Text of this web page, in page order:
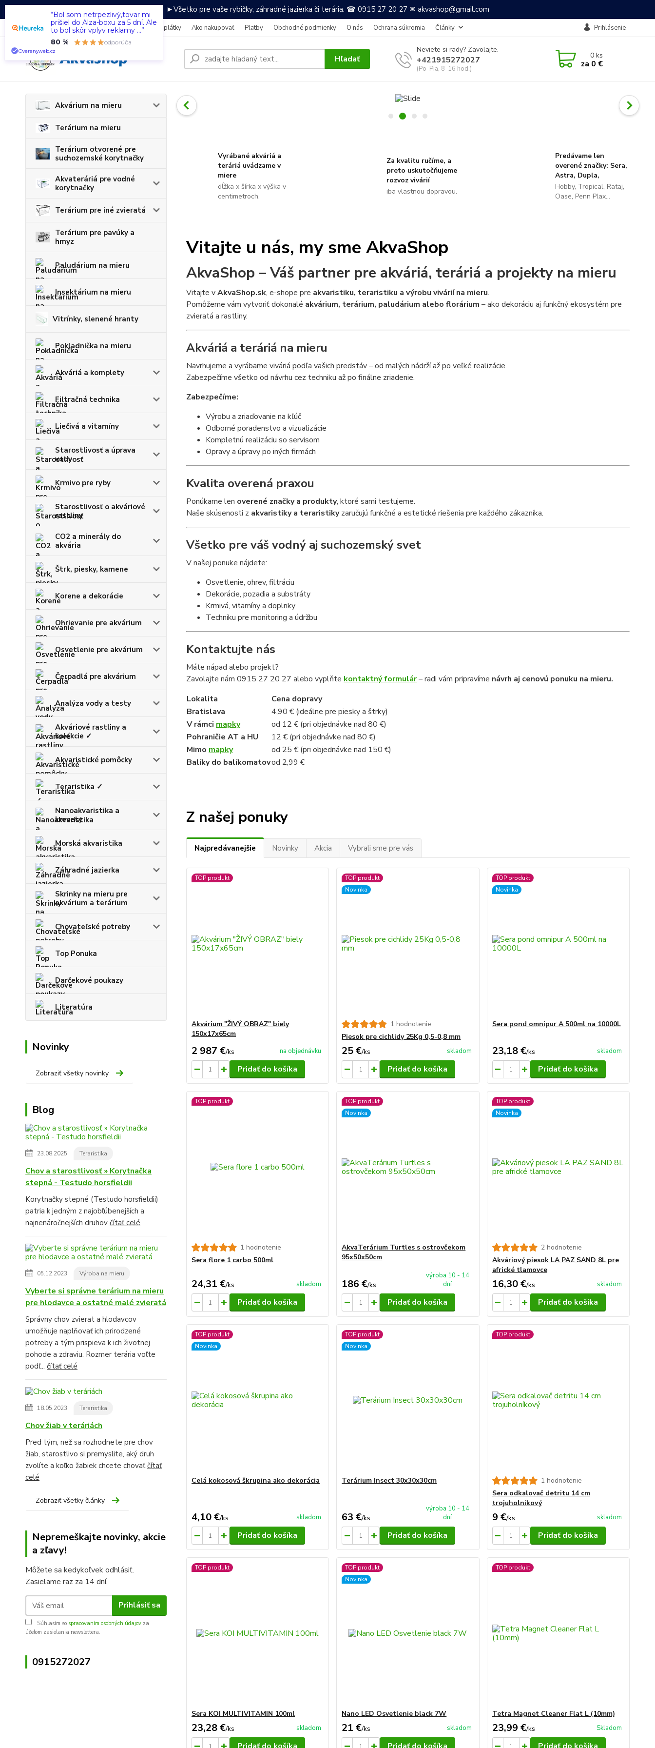
►Všetko pre vaše rybičky, záhradné jazierka či terária. ☎ 0915 27 20 27 ✉ akvashop@gmail.com
Kontakty Fotogaléria Ako nakupovať na splátky Ako nakupovať Platby Obchodné podmienky O nás Ochrana súkromia Články Prihlásenie
Hľadať
Neviete si rady? Zavolajte.
+421915272027
(Po-Pia, 8-16 hod.)
0ks
za 0 €
Akvárium na mieru
Terárium na mieru
Terárium otvorené pre
suchozemské korytnačky
Akvateráriá pre vodné
korytnačky
Terárium pre iné zvieratá
Terárium pre pavúky a
hmyz
Paludárium na mieru
Insektárium na mieru
Vitrínky, slenené hranty
Pokladnička na mieru
Akváriá a komplety
Filtračná technika
Liečivá a vitamíny
Starostlivosť a úprava
vody
Krmivo pre ryby
Starostlivosť o akváriové
rastliny
CO2 a minerály do
akvária
Štrk, piesky, kamene
Korene a dekorácie
Ohrievanie pre akvárium
Osvetlenie pre akvárium
Čerpadlá pre akvárium
Analýza vody a testy
Akváriové rastliny a
kolekcie ✓
Akvaristické pomôcky
Teraristika ✓
Nanoakvaristika a
krevety
Morská akvaristika
Záhradné jazierka
Skrinky na mieru pre
akvárium a terárium
Chovateľské potreby
Top Ponuka
Darčekové poukazy
Literatúra
Novinky
Zobraziť všetky novinky
Blog
23.08.2025 Teraristika
Chov a starostlivosť » Korytnačka
stepná - Testudo horsfieldii
Korytnačky stepné (Testudo horsfieldii)
patria k jedným z najobľúbenejších a
najnenáročnejších druhov čítať celé
05.12.2023 Výroba na mieru
Vyberte si správne terárium na mieru
pre hlodavce a ostatné malé zvieratá
Správny chov zvierat a hlodavcov
umožňuje naplňovať ich prirodzené
potreby a tým prispieva k ich životnej
pohode a zdraviu. Rozmer terária voľte
podľ... čítať celé
18.05.2023 Teraristika
Chov žiab v teráriách
Pred tým, než sa rozhodnete pre chov
žiab, starostlivo si premyslite, aký druh
zvolíte a koľko žabiek chcete chovaťčítať
celé
Zobraziť všetky články
Nepremeškajte novinky, akcie
a zľavy!
Môžete sa kedykoľvek odhlásiť.
Zasielame raz za 14 dní.
Prihlásiť sa
Súhlasím so spracovaním osobných údajov za
účelom zasielania newslettera.
0915272027
Vyrábané akváriá a
teráriá uvádzame v
miere
dĺžka x šírka x výška v
centimetroch.
Za kvalitu ručíme, a
preto uskutočňujeme
rozvoz vivárií
iba vlastnou dopravou.
Predávame len
overené značky: Sera,
Astra, Dupla,
Hobby, Tropical, Rataj,
Oase, Penn Plax...
Vitajte u nás, my sme AkvaShop
AkvaShop – Váš partner pre akváriá, teráriá a projekty na mieru
Vitajte vAkvaShop.sk, e-shope pre akvaristiku, teraristiku a výrobu vivárií na mieru.
Pomôžeme vám vytvoriť dokonalé akvárium, terárium, paludárium alebo florárium – ako dekoráciu aj funkčný ekosystém pre
zvieratá a rastliny.
Akváriá a teráriá na mieru
Navrhujeme a vyrábame viváriá podľa vašich predstáv – od malých nádrží až po veľké realizácie.
Zabezpečíme všetko od návrhu cez techniku až po finálne zriadenie.
Zabezpečíme:
Výrobu a zriaďovanie na kľúč
Odborné poradenstvo a vizualizácie
Kompletnú realizáciu so servisom
Opravy a úpravy po iných firmách
Kvalita overená praxou
Ponúkame len overené značky a produkty, ktoré sami testujeme.
Naše skúsenosti z akvaristiky a teraristikyzaručujú funkčné a estetické riešenia pre každého zákazníka.
Všetko pre váš vodný aj suchozemský svet
V našej ponuke nájdete:
Osvetlenie, ohrev, filtráciu
Dekorácie, pozadia a substráty
Krmivá, vitamíny a doplnky
Techniku pre monitoring a údržbu
Kontaktujte nás
Máte nápad alebo projekt?
Zavolajte nám 0915 27 20 27 alebo vyplňte kontaktný formulár– radi vám pripravíme návrh aj cenovú ponuku na mieru.
Lokalita
Cena dopravy
Bratislava
4,90 € (ideálne pre piesky a štrky)
V rámci mapky
od 12 € (pri objednávke nad 80 €)
Pohraničie AT a HU
12 € (pri objednávke nad 80 €)
Mimo mapky
od 25 € (pri objednávke nad 150 €)
Balíky do balíkomatovod 2,99 €
Z našej ponuky
Najpredávanejšie Novinky Akcia Vybrali sme pre vás
TOP produkt
Akvárium "ŽIVÝ OBRAZ" biely
150x17x65cm
2 987 €/ks na objednávku
Pridať do košíka
TOP produkt
Novinka
1 hodnotenie
Piesok pre cichlidy 25Kg 0,5-0,8 mm
25 €/ks skladom
Pridať do košíka
TOP produkt
Novinka
Sera pond omnipur A 500ml na 10000L
23,18 €/ks skladom
Pridať do košíka
TOP produkt
1 hodnotenie
Sera flore 1 carbo 500ml
24,31 €/ks skladom
Pridať do košíka
TOP produkt
Novinka
AkvaTerárium Turtles s ostrovčekom
95x50x50cm
186 €/ks
výroba 10 - 14
dní
Pridať do košíka
TOP produkt
Novinka
2 hodnotenie
Akváriový piesok LA PAZ SAND 8L pre
africké tlamovce
16,30 €/ks skladom
Pridať do košíka
TOP produkt
Novinka
Celá kokosová škrupina ako dekorácia
4,10 €/ks skladom
Pridať do košíka
TOP produkt
Novinka
Terárium Insect 30x30x30cm
63 €/ks
výroba 10 - 14
dní
Pridať do košíka
TOP produkt
1 hodnotenie
Sera odkalovač detritu 14 cm
trojuholníkový
9 €/ks skladom
Pridať do košíka
TOP produkt
Sera KOI MULTIVITAMIN 100ml
23,28 €/ks skladom
TOP produkt
Novinka
Nano LED Osvetlenie black 7W
21 €/ks skladom
TOP produkt
Tetra Magnet Cleaner Flat L (10mm)
23,99 €/ks Skladom
“Bol som netrpezlivý,tovar mi
prišiel do Alza-boxu za 5 dní. Ale
to bol skôr vplyv reklamy ...”
80 %
odporúča
Overenyweb.cz